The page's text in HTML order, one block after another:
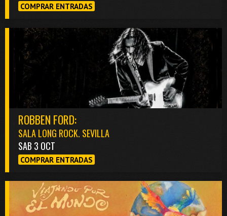
COMPRAR ENTRADAS
ROBBEN FORD:
SALA LONG ROCK. SEVILLA
SAB 3 OCT
COMPRAR ENTRADAS